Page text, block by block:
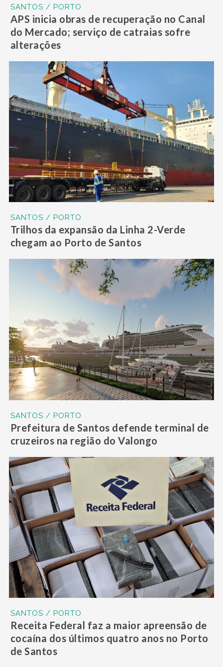
SANTOS / PORTO
APS inicia obras de recuperação no Canal
do Mercado; serviço de catraias sofre
alterações
SANTOS / PORTO
Trilhos da expansão da Linha 2-Verde
chegam ao Porto de Santos
SANTOS / PORTO
Prefeitura de Santos defende terminal de
cruzeiros na região do Valongo
SANTOS / PORTO
Receita Federal faz a maior apreensão de
cocaína dos últimos quatro anos no Porto
de Santos